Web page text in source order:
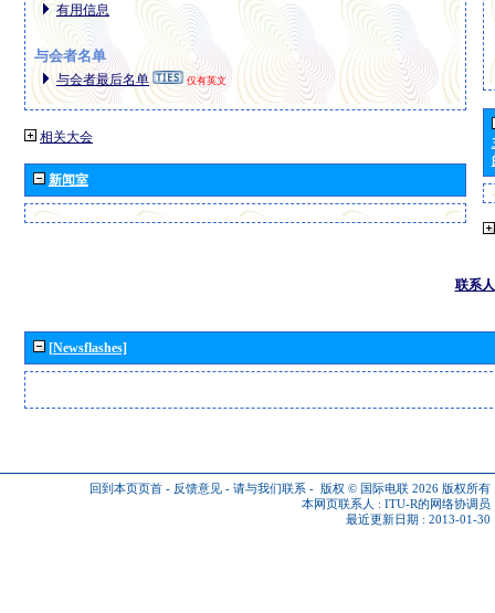
有用信息
与会者名单
与会者最后名单 仅有英文
相关大会
新闻室
联系人
[Newsflashes]
回到本页页首 - 反馈意见 - 请与我们联系 - 版权 © 国际电联 2026 版权所有
本网页联系人 : ITU-R的网络协调员
最近更新日期 : 2013-01-30